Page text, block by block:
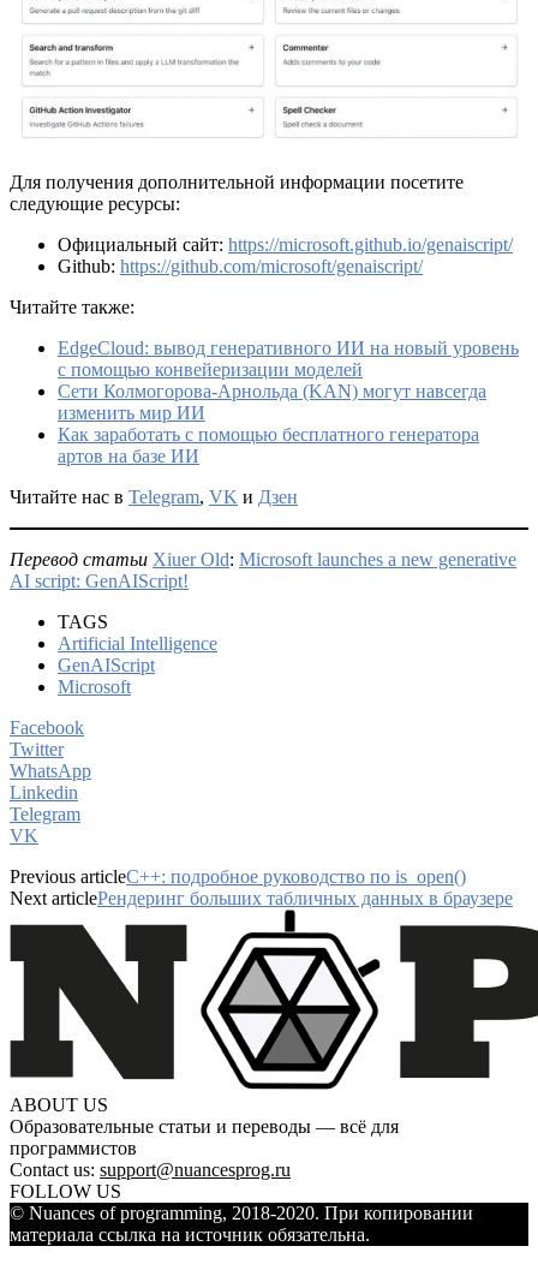
Для получения дополнительной информации посетите
следующие ресурсы:
Официальный сайт: https://microsoft.github.io/genaiscript/
Github: https://github.com/microsoft/genaiscript/
Читайте также:
EdgeCloud: вывод генеративного ИИ на новый уровень
с помощью конвейеризации моделей
Сети Колмогорова-Арнольда (KAN) могут навсегда
изменить мир ИИ
Как заработать с помощью бесплатного генератора
артов на базе ИИ
Читайте нас в Telegram, VK и Дзен
Перевод статьи Xiuer Old: Microsoft launches a new generative
AI script: GenAIScript!
TAGS
Artificial Intelligence
GenAIScript
Microsoft
Facebook
Twitter
WhatsApp
Linkedin
Telegram
VK
Previous articleC++: подробное руководство по is_open()
Next articleРендеринг больших табличных данных в браузере
ABOUT US
Образовательные статьи и переводы — всё для
программистов
Contact us: support@nuancesprog.ru
FOLLOW US
© Nuances of programming, 2018-2020. При копировании
материала ссылка на источник обязательна.